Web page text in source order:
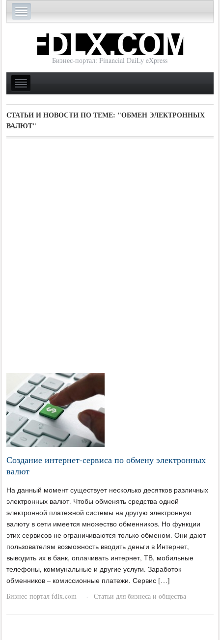
Бизнес-портал: Financial DaiLy eXpress
СТАТЬИ И НОВОСТИ ПО ТЕМЕ: "ОБМЕН ЭЛЕКТРОННЫХ
ВАЛЮТ"
Создание интернет-сервиса по обмену электронных
валют
На данный момент существует несколько десятков различных
электронных валют. Чтобы обменять средства одной
электронной платежной системы на другую электронную
валюту в сети имеется множество обменников. Но функции
этих сервисов не ограничиваются только обменом. Они дают
пользователям возможность вводить деньги в Интернет,
выводить их в банк, оплачивать интернет, ТВ, мобильные
телефоны, коммунальные и другие услуги. Заработок
обменников – комиссионные платежи. Сервис […]
Бизнес-портал fdlx.com
· Статьи для бизнеса и общества